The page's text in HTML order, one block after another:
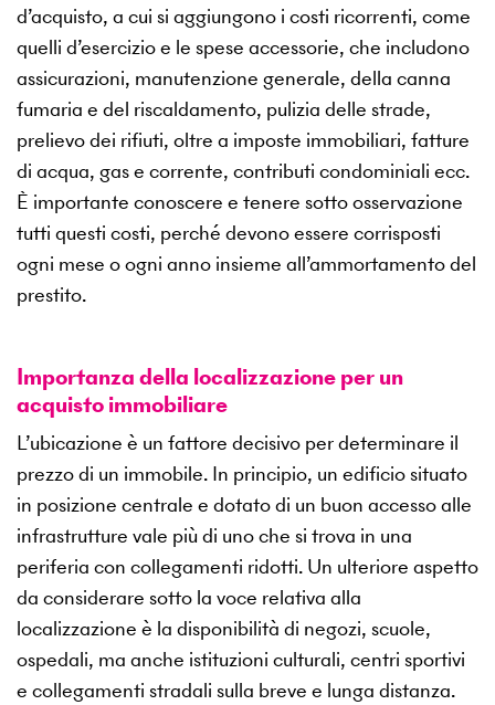
d’acquisto, a cui si aggiungono i costi ricorrenti, come
quelli d’esercizio e le spese accessorie, che includono
assicurazioni, manutenzione generale, della canna
fumaria e del riscaldamento, pulizia delle strade,
prelievo dei rifiuti, oltre a imposte immobiliari, fatture
di acqua, gas e corrente, contributi condominiali ecc.
È importante conoscere e tenere sotto osservazione
tutti questi costi, perché devono essere corrisposti
ogni mese o ogni anno insieme all’ammortamento del
prestito.
Importanza della localizzazione per un
acquisto immobiliare
L’ubicazione è un fattore decisivo per determinare il
prezzo di un immobile. In principio, un edificio situato
in posizione centrale e dotato di un buon accesso alle
infrastrutture vale più di uno che si trova in una
periferia con collegamenti ridotti. Un ulteriore aspetto
da considerare sotto la voce relativa alla
localizzazione è la disponibilità di negozi, scuole,
ospedali, ma anche istituzioni culturali, centri sportivi
e collegamenti stradali sulla breve e lunga distanza.